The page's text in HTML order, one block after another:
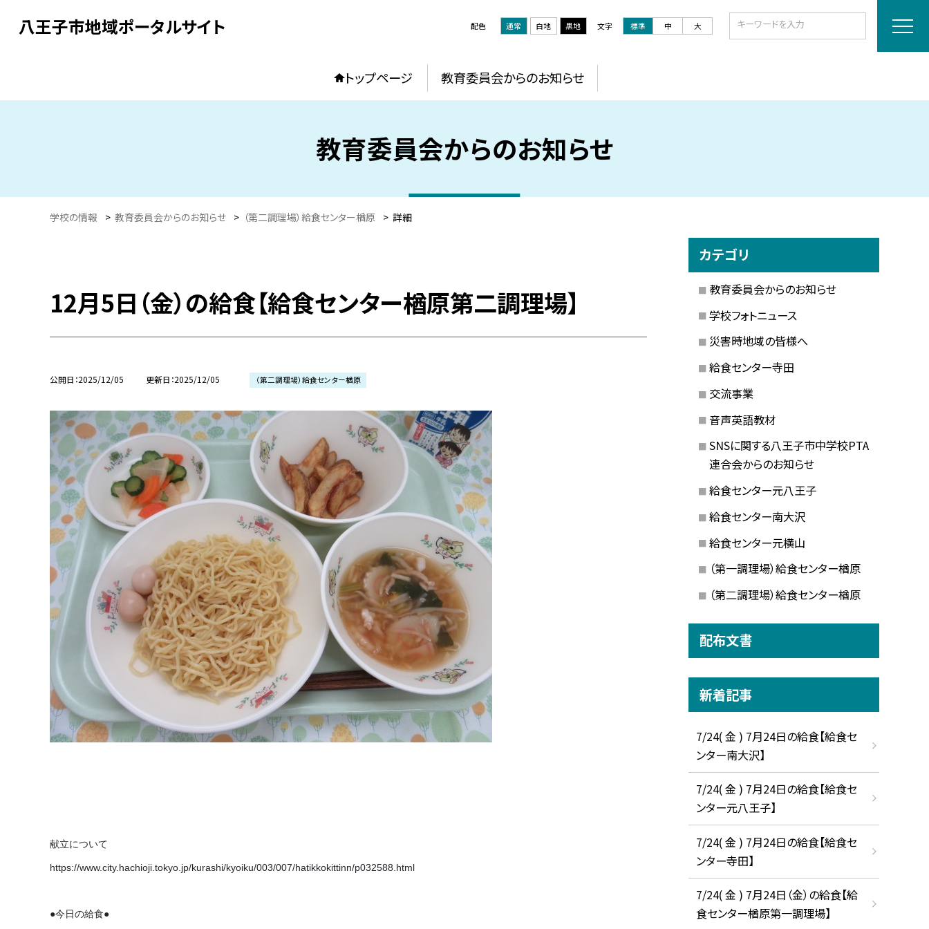
八王子市地域ポータルサイト 配色 通常 白地 黒地 文字 標準 中 大
トップページ 教育委員会からのお知らせ
教育委員会からのお知らせ
学校の情報 > 教育委員会からのお知らせ > （第二調理場）給食センター楢原 > 詳細
12月5日（金）の給食【給食センター楢原第二調理場】
公開日 2025/12/05 更新日 2025/12/05 （第二調理場）給食センター楢原
献立について
https://www.city.hachioji.tokyo.jp/kurashi/kyoiku/003/007/hatikkokittinn/p032588.html
●今日の給食●
カテゴリ
教育委員会からのお知らせ
学校フォトニュース
災害時地域の皆様へ
給食センター寺田
交流事業
音声英語教材
SNSに関する八王子市中学校PTA
連合会からのお知らせ
給食センター元八王子
給食センター南大沢
給食センター元横山
（第一調理場）給食センター楢原
（第二調理場）給食センター楢原
配布文書
新着記事
7/24( 金 ) 7月24日の給食【給食セ
ンター南大沢】
7/24( 金 ) 7月24日の給食【給食セ
ンター元八王子】
7/24( 金 ) 7月24日の給食【給食セ
ンター寺田】
7/24( 金 ) 7月24日（金）の給食【給
食センター楢原第一調理場】